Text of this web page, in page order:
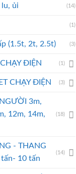
lu, ủi (14)
(1)
(1.5t, 2t, 2.5t) (3)
ĐIỆN (1)
CHẠY ĐIỆN (3)
3m,
12m, 14m,
(18)
- THANG
10 tấn
(14)